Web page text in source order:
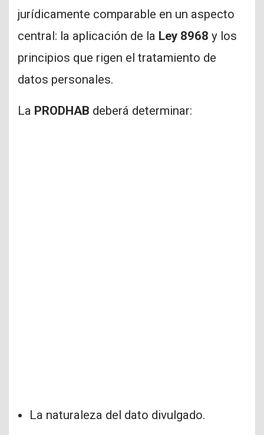
jurídicamente comparable en un aspecto
central: la aplicación de la Ley 8968 y los
principios que rigen el tratamiento de
datos personales.
La PRODHAB deberá determinar:
La naturaleza del dato divulgado.